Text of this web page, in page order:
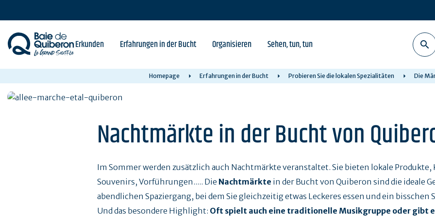
content
Erkunden Erfahrungen in der Bucht Organisieren Sehen, tun, tun
Homepage Erfahrungen in der Bucht Probieren Sie die lokalen Spezialitäten Die
Nachtmärkte in der Bucht von
Im Sommer werden zusätzlich auch Nachtmärkte veranstaltet. Sie bieten lokale
Souvenirs, Vorführungen..... Die Nachtmärkte in der Bucht von Quiberon sind die ideale
abendlichen Spaziergang, bei dem Sie gleichzeitig etwas Leckeres essen und ein
Und das besondere Highlight: Oft spielt auch eine traditionelle Musikgruppe oder gibt